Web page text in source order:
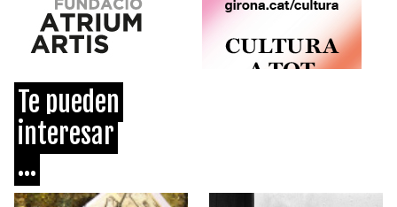
Te pueden
interesar
...